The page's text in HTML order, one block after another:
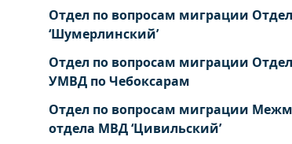
Отдел по вопросам миграции
‘Шумерлинский’
Отдел по вопросам миграции
УМВД по Чебоксарам
Отдел по вопросам миграции
отдела МВД ‘Цивильский’